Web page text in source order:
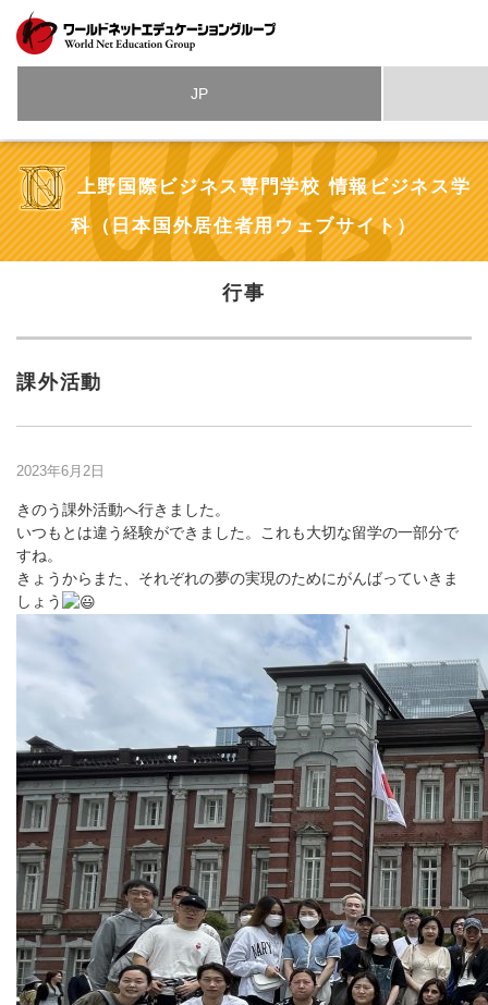
JP
上野国際ビジネス専門学校 情報ビジネス学
科（日本国外居住者用ウェブサイト）
行事
課外活動
2023年6月2日
きのう課外活動へ行きました。
いつもとは違う経験ができました。これも大切な留学の一部分で
すね。
きょうからまた、それぞれの夢の実現のためにがんばっていきま
しょう